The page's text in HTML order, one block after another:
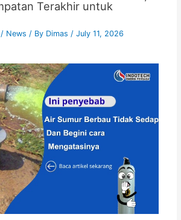
Terakhir untuk
/ News / By Dimas / July 11, 2026